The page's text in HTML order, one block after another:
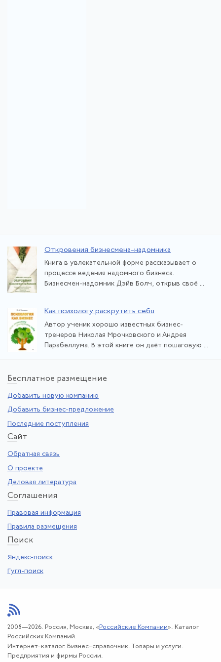
Откровения бизнесмена-надомника
Книга в увлекательной форме рассказывает о
процессе ведения надомного бизнеса.
Бизнесмен-надомник Дэйв Болч, открыв своё ...
Как психологу раскрутить себя
Автор ученик хорошо известных бизнес-
тренеров Николая Мрочковского и Андрея
Парабеллума. В этой книге он даёт пошаговую ...
Бесплатное размещение
Добавить новую компанию
Добавить бизнес-предложение
Последние поступления
Сайт
Обратная связь
О проекте
Деловая литература
Соглашения
Правовая информация
Правила размещения
Поиск
Яндекс-поиск
Гугл-поиск
2008—2026. Россия, Москва, « Российские Компании». Каталог
Российских Компаний.
Интернет–каталог. Бизнес–справочник. Товары и услуги.
Предприятия и фирмы России.